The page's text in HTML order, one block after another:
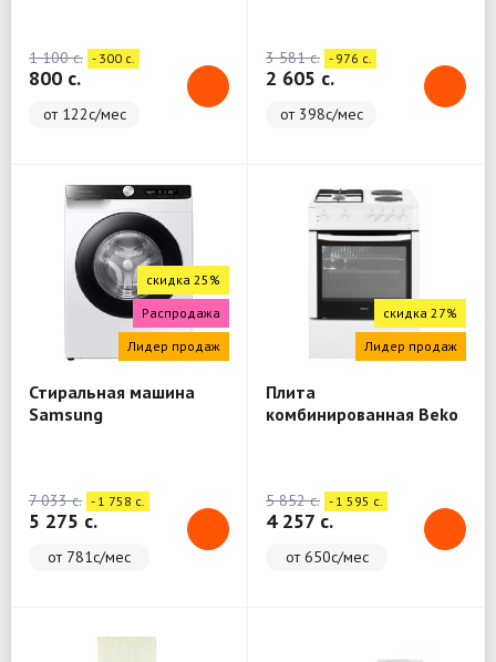
1 100 c. - 300 c.
800 c.
от 122с/мес
3 581 c. - 976 c.
2 605 c.
от 398с/мес
скидка 25%
Распродажа
Лидер продаж
Стиральная машина
Samsung
7 033 c. - 1 758 c.
5 275 c.
от 781с/мес
скидка 27%
Лидер продаж
Плита
комбинированная Beko
5 852 c. - 1 595 c.
4 257 c.
от 650с/мес